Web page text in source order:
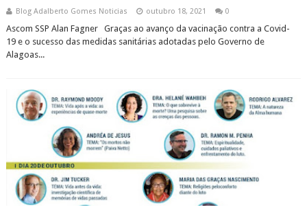
Blog Adalberto Gomes Noticias outubro 18, 2021 0
Ascom SSP Alan Fagner Graças ao avanço da vacinação contra a Covid-
19 e o sucesso das medidas sanitárias adotadas pelo Governo de
Alagoas...